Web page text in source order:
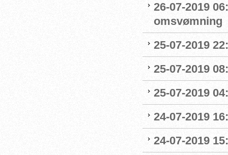
26-07-2019
omsvømning
25-07-2019
25-07-2019
25-07-2019
24-07-2019
24-07-2019